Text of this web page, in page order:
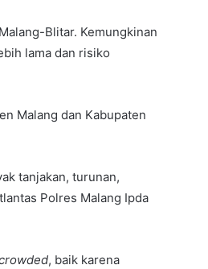
Blitar. Kemungkinan
lama dan risiko
Malang dan Kabupaten
tanjakan, turunan,
Polres Malang Ipda
, baik karena